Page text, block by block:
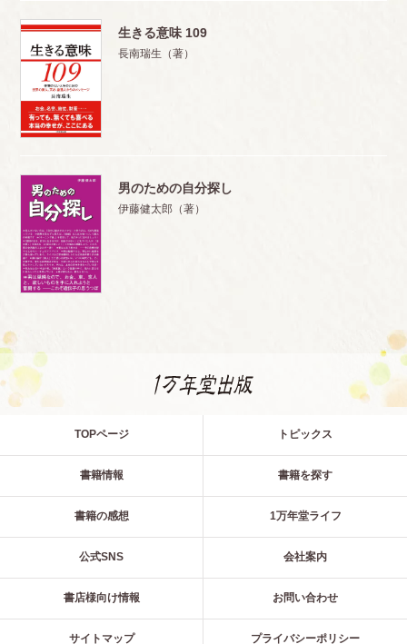
生きる意味 109
長南瑞生（著）
男のための自分探し
伊藤健太郎（著）
TOPページ トピックス
書籍情報 書籍を探す
書籍の感想 1万年堂ライフ
公式SNS 会社案内
書店様向け情報 お問い合わせ
サイトマップ プライバシーポリシー